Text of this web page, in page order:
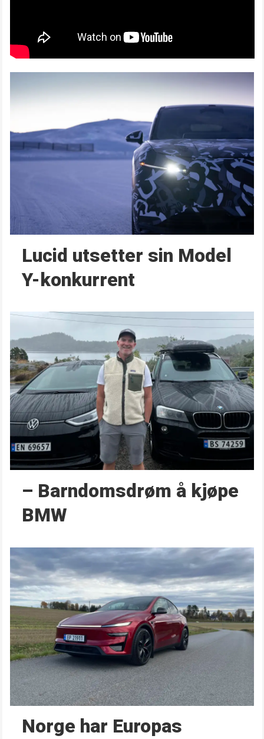
Lucid utsetter sin Model
Y-konkurrent
– Barndoms­drøm å kjøpe
BMW
Norge har Europas